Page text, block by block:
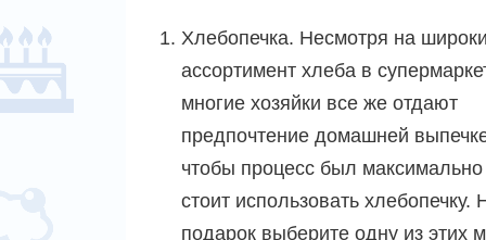
Хлебопечка. Несмотря на
ассортимент хлеба в
многие хозяйки все же отдают
предпочтение домашней
чтобы процесс был максимально
стоит использовать хлебопечку.
подарок выберите одну из этих